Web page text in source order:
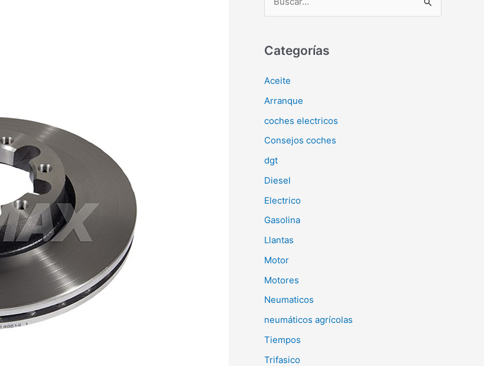
c
r
p
o
r
Categorías
Aceite
Arranque
coches electricos
Consejos coches
dgt
Diesel
Electrico
Gasolina
Llantas
Motor
Motores
Neumaticos
neumáticos agrícolas
Tiempos
Trifasico